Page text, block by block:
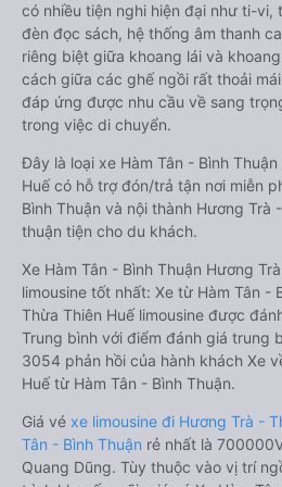
có nhiều tiện nghi hiện đại như ti-vi,
đèn đọc sách, hệ thống âm thanh
riêng biệt giữa khoang lái và
cách giữa các ghế ngồi rất thoải
đáp ứng được nhu cầu về sang
trong việc di chuyển.
Đây là loại xe Hàm Tân - Bình
Huế có hỗ trợ đón/trả tận nơi miễn
Bình Thuận và nội thành Hương Trà
thuận tiện cho du khách.
Xe Hàm Tân - Bình Thuận Hương
limousine tốt nhất: Xe từ Hàm Tân -
Thừa Thiên Huế limousine được
Trung bình với điểm đánh giá trung
3054 phản hồi của hành khách Xe
Huế từ Hàm Tân - Bình Thuận.
Giá vé xe limousine đi Hương Trà -
Tân - Bình Thuận rẻ nhất là
Quang Dũng. Tùy thuộc vào vị trí